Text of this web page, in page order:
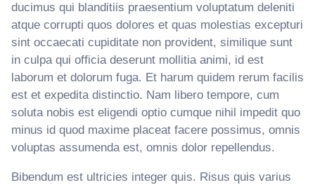
ducimus qui blanditiis praesentium voluptatum deleniti
atque corrupti quos dolores et quas molestias excepturi
sint occaecati cupiditate non provident, similique sunt
in culpa qui officia deserunt mollitia animi, id est
laborum et dolorum fuga. Et harum quidem rerum facilis
est et expedita distinctio. Nam libero tempore, cum
soluta nobis est eligendi optio cumque nihil impedit quo
minus id quod maxime placeat facere possimus, omnis
voluptas assumenda est, omnis dolor repellendus.
Bibendum est ultricies integer quis. Risus quis varius